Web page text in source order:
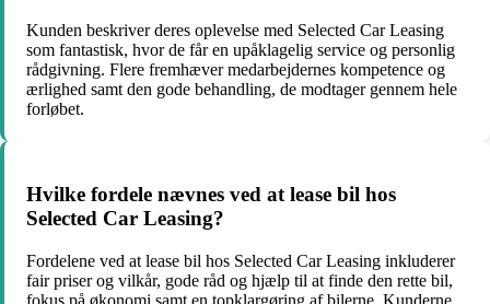
Kunden beskriver deres oplevelse med Selected Car Leasing
som fantastisk, hvor de får en upåklagelig service og personlig
rådgivning. Flere fremhæver medarbejdernes kompetence og
ærlighed samt den gode behandling, de modtager gennem hele
forløbet.
Hvilke fordele nævnes ved at lease bil hos
Selected Car Leasing?
Fordelene ved at lease bil hos Selected Car Leasing inkluderer
fair priser og vilkår, gode råd og hjælp til at finde den rette bil,
fokus på økonomi samt en topklargøring af bilerne. Kunderne